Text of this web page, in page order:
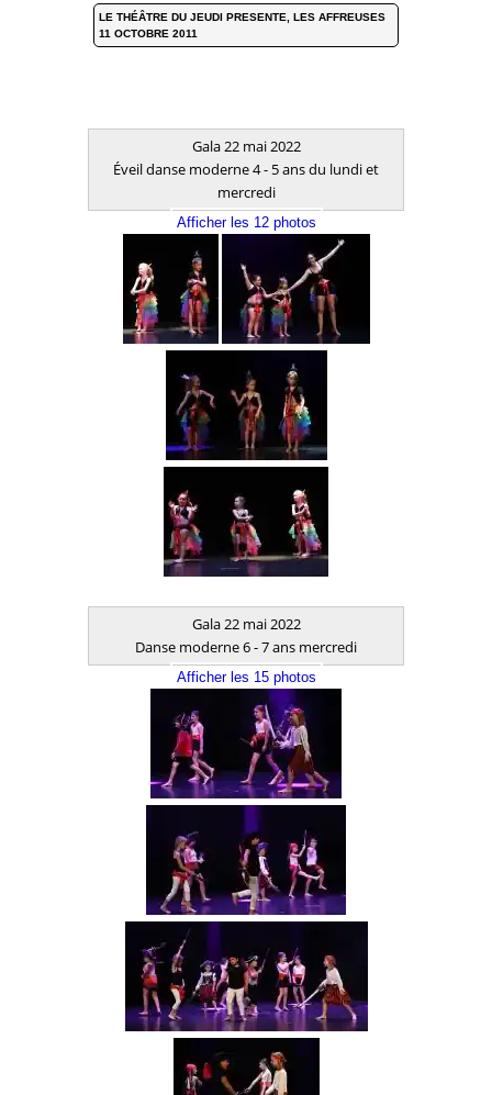
LE THÉÂTRE DU JEUDI PRESENTE, LES AFFREUSES
11 OCTOBRE 2011
Gala 22 mai 2022
Éveil danse moderne 4 - 5 ans du lundi et
mercredi
Afficher les 12 photos
Gala 22 mai 2022
Danse moderne 6 - 7 ans mercredi
Afficher les 15 photos